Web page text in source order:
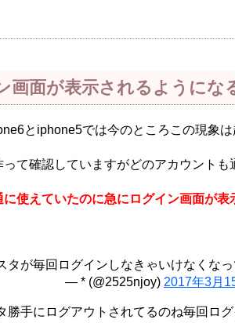
画面が表示されるようにな
とiphone5では今のところこの現象は
て確認していますがどのアカウントも
使えていたのに急にログイン画面が
タが毎回ログインしなきゃいけなくな
— * (@2525njoy) 2017年3月
勝手にログアウトされてるのね毎回ロ